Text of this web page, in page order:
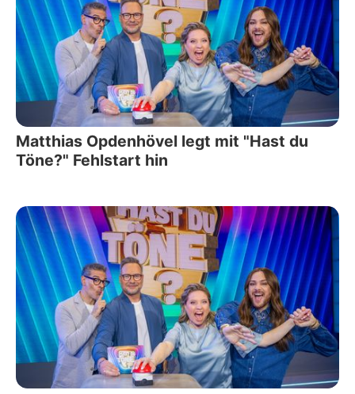
Matthias Opdenhövel legt mit "Hast du
Töne?" Fehlstart hin